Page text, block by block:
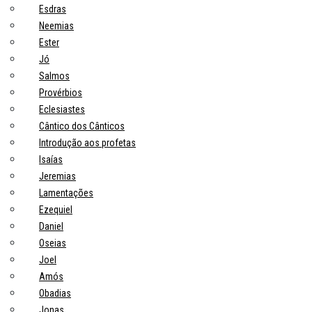
Esdras
Neemias
Ester
Jó
Salmos
Provérbios
Eclesiastes
Cântico dos Cânticos
Introdução aos profetas
Isaías
Jeremias
Lamentações
Ezequiel
Daniel
Oseias
Joel
Amós
Obadias
Jonas